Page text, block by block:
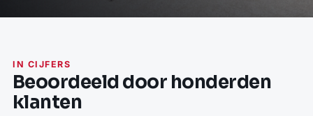
IN CIJFERS
Beoordeeld door honderden
klanten